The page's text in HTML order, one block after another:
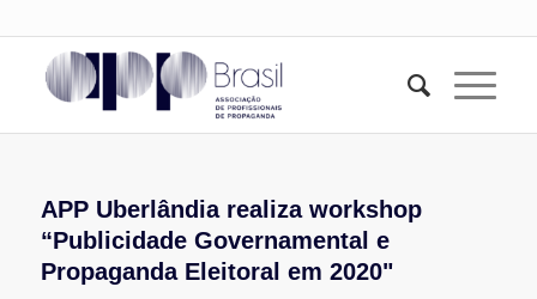
APP Uberlândia realiza workshop
“Publicidade Governamental e
Propaganda Eleitoral em 2020"